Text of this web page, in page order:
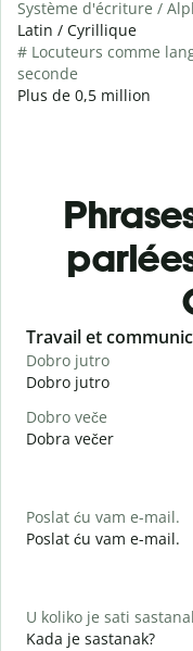
Système d'écriture /
Latin / Cyrillique
# Locuteurs comme
seconde
Plus de 0,5 million
Slide 1 of 6
Travail et
Dobro jutro
Dobro jutro
Dobro veče
Dobra večer
Poslat ću vam e-mail.
Poslat ću vam e-mail.
U koliko je sati
Kada je sastanak?